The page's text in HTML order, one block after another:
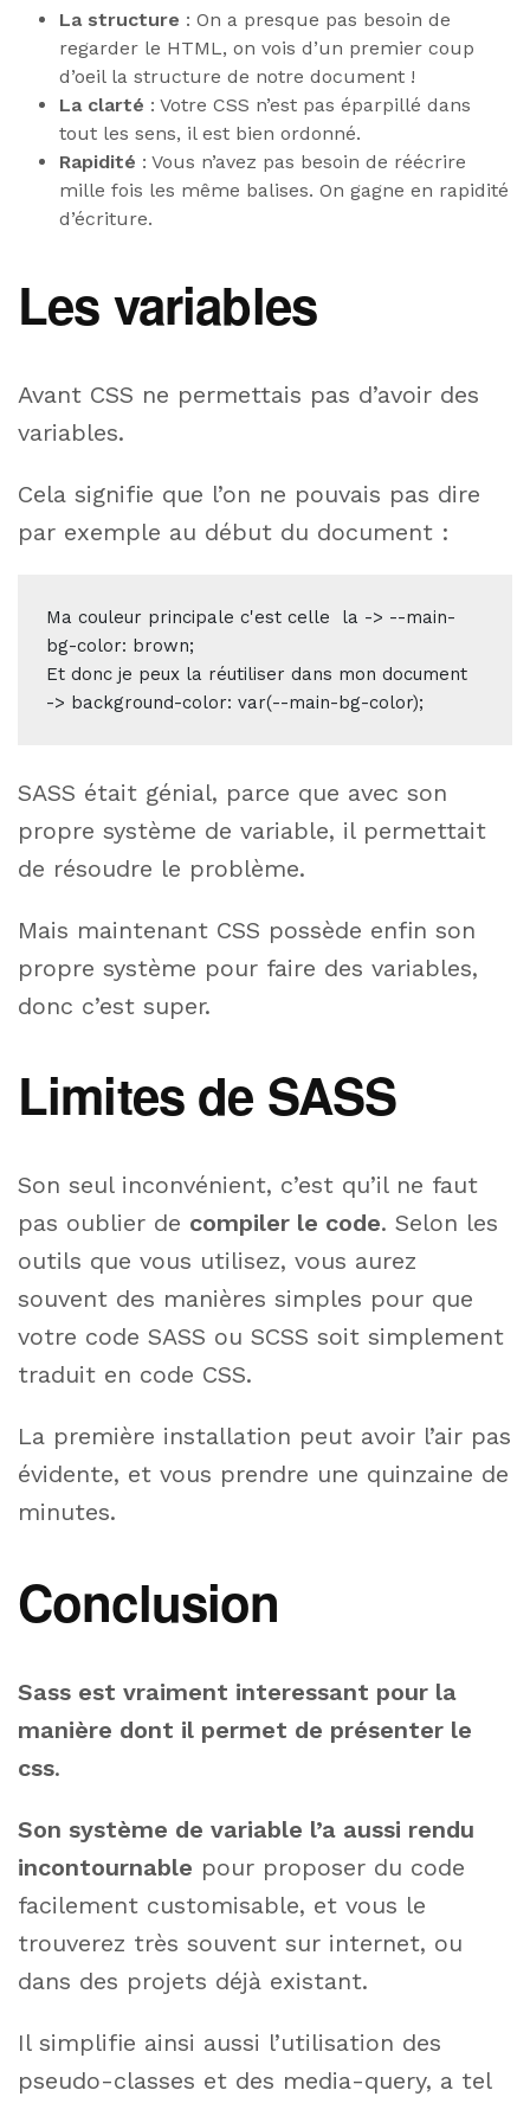
La structure : On a presque pas besoin de
regarder le HTML, on vois d’un premier coup
d’oeil la structure de notre document !
La clarté : Votre CSS n’est pas éparpillé dans
tout les sens, il est bien ordonné.
Rapidité : Vous n’avez pas besoin de réécrire
mille fois les même balises. On gagne en rapidité
d’écriture.
Les variables
Avant CSS ne permettais pas d’avoir des
variables.
Cela signifie que l’on ne pouvais pas dire
par exemple au début du document :
Ma couleur principale c'est celle  la -> --main-
bg-color: brown;
Et donc je peux la réutiliser dans mon document
-> background-color: var(--main-bg-color);
SASS était génial, parce que avec son
propre système de variable, il permettait
de résoudre le problème.
Mais maintenant CSS possède enfin son
propre système pour faire des variables,
donc c’est super.
Limites de SASS
Son seul inconvénient, c’est qu’il ne faut
pas oublier de compiler le code. Selon les
outils que vous utilisez, vous aurez
souvent des manières simples pour que
votre code SASS ou SCSS soit simplement
traduit en code CSS.
La première installation peut avoir l’air pas
évidente, et vous prendre une quinzaine de
minutes.
Conclusion
Sass est vraiment interessant pour la
manière dont il permet de présenter le
css.
Son système de variable l’a aussi rendu
incontournable pour proposer du code
facilement customisable, et vous le
trouverez très souvent sur internet, ou
dans des projets déjà existant.
Il simplifie ainsi aussi l’utilisation des
pseudo-classes et des media-query, a tel